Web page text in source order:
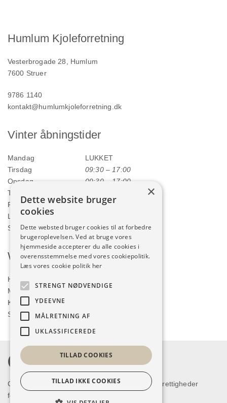
Humlum Kjoleforretning
Vesterbrogade 28, Humlum
7600 Struer
9786 1140
kontakt@humlumkjoleforretning.dk
Vinter åbningstider
Mandag
LUKKET
Tirsdag
09:30 – 17:00
Onsdag
09:30 – 17:00
Torsdag
Fredag
09:30 – 17:00
Lørdag
Søndag
LUKKET
Webshop
Handelsbetingelser
Min konto
Kurv
Shop
Copyright © 2026 Humlum Kjoleforretning. Alle rettigheder
forbeholdes.
×
Dette website bruger
cookies
Dette websted bruger cookies til at forbedre
brugeroplevelsen. Ved at bruge vores
hjemmeside accepterer du alle cookies i
overensstemmelse med vores cookiepolitik.
Læs vores cookie politik her
STRENGT NØDVENDIGE
YDEEVNE
MÅLRETNING AF
UKLASSIFICEREDE
TILLAD COOKIES
TILLAD IKKE COOKIES